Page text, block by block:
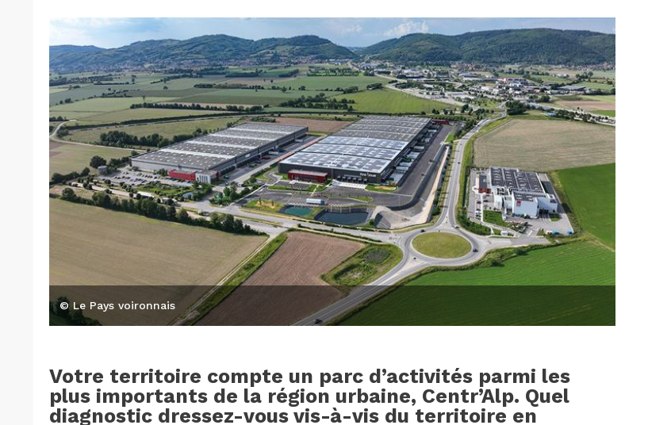
© Le Pays voironnais
Votre territoire compte un parc d’activités parmi les
plus importants de la région urbaine, Centr’Alp. Quel
diagnostic dressez-vous vis-à-vis du territoire en